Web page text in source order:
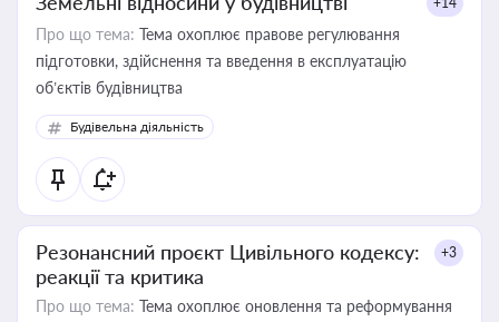
Про що тема: Тема охоплює правове регулювання
підготовки, здійснення та введення в експлуатацію
об’єктів будівництва
Будівельна діяльність
Резонансний проєкт Цивільного кодексу:
реакції та критика
+3
Про що тема: Тема охоплює оновлення та реформування